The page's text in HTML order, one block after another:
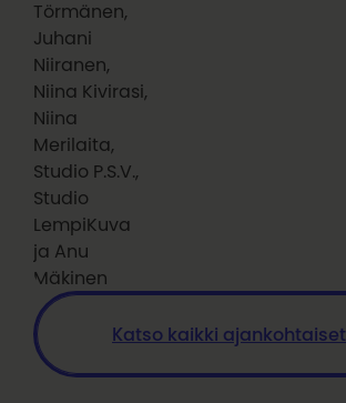
Törmänen,
Juhani
Niiranen,
Niina Kivirasi,
Niina
Merilaita,
Studio P.S.V.,
Studio
LempiKuva
ja Anu
Mäkinen
Katso kaikki ajankohtaiset